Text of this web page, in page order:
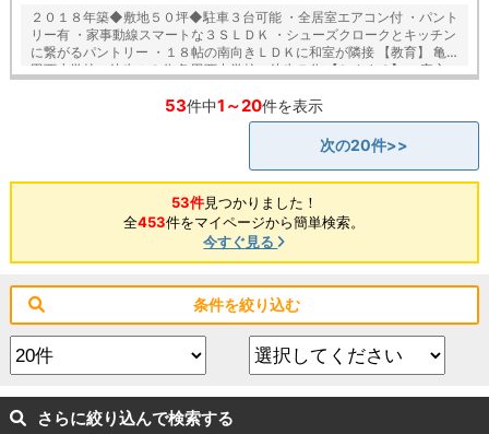
２０１８年築◆敷地５０坪◆駐車３台可能 ・全居室エアコン付 ・パント
リー有 ・家事動線スマートな３ＳＬＤＫ ・シューズクロークとキッチン
に繋がるパントリー ・１８帖の南向きＬＤＫに和室が隣接 【教育】 亀
田西小学校 徒歩１３分 亀田西中学校 徒歩７分 【おすすめ】 ・安心
ークスルーで主寝室と洗面室が繋がるＷＩＣ ・ホスクリーン２列付、陽
当り良好な洗面所 ・各階トイレ完備で生活も快適 ・陽当り通風良好な全
53件中1～20件を表示
次の20件>>
53件見つかりました！
全453件をマイページから簡単検索。
今すぐ見る
条件を絞り込む
さらに絞り込んで検索する